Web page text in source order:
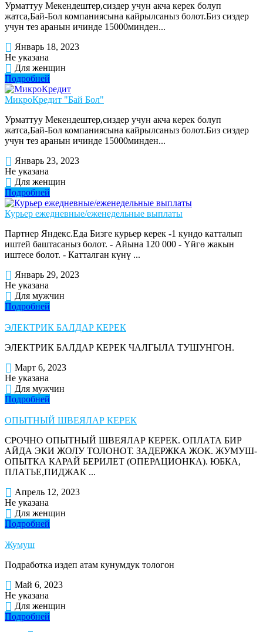
Урматтуу Мекендештер,сиздер учун акча керек болуп
жатса,Бай-Бол компаниясына кайрылсаныз болот.Биз сиздер
учун тез аранын ичинде 15000минден...
Январь 18, 2023
Не указана
Для женщин
Подробней
МикроКредит "Бай Бол"
Урматтуу Мекендештер,сиздер учун акча керек болуп
жатса,Бай-Бол компаниясына кайрылсаныз болот.Биз сиздер
учун тез аранын ичинде 15000минден...
Январь 23, 2023
Не указана
Для женщин
Подробней
Курьер ежедневные/еженедельные выплаты
Партнер Яндекс.Еда Бизге курьер керек -1 кундо катталып
иштей баштасаныз болот. - Айына 120 000 - Үйгө жакын
иштесе болот. - Катталган күнү ...
Январь 29, 2023
Не указана
Для мужчин
Подробней
ЭЛЕКТРИК БАЛДАР КЕРЕК
ЭЛЕКТРИК БАЛДАР КЕРЕК ЧАЛГЫЛА ТУШУНГОН.
Март 6, 2023
Не указана
Для мужчин
Подробней
ОПЫТНЫЙ ШВЕЯЛАР КЕРЕК
СРОЧНО ОПЫТНЫЙ ШВЕЯЛАР КЕРЕК. ОПЛАТА БИР
АЙДА ЭКИ ЖОЛУ ТОЛОНОТ. ЗАДЕРЖКА ЖОК. ЖУМУШ-
ОПЫТКА КАРАЙ БЕРИЛЕТ (ОПЕРАЦИОНКА). ЮБКА,
ПЛАТЬЕ,ПИДЖАК ...
Апрель 12, 2023
Не указана
Для женщин
Подробней
Жумуш
Подработка издеп атам кунумдук тологон
Май 6, 2023
Не указана
Для женщин
Подробней